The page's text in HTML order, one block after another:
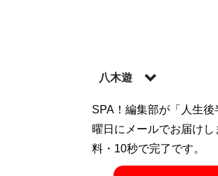
八木遊
1976年、和歌山県で生
をアメリカで過ごした
業務などに携わる。現在
SPA！編集部が「人生
曜日にメールでお届け
料・10秒で完了です。